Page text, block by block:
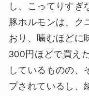
し、こってりすぎ
豚ホルモンは、ク
おり、噛むほどに
300円ほどで買え
しているものの、
プされているし、